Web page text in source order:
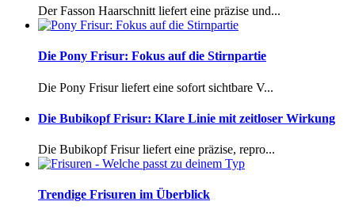
Der Fasson Haarschnitt liefert eine präzise und...
Die Pony Frisur: Fokus auf die Stirnpartie
Die Pony Frisur liefert eine sofort sichtbare V...
Die Bubikopf Frisur: Klare Linie mit zeitloser Wirkung
Die Bubikopf Frisur liefert eine präzise, repro...
Trendige Frisuren im Überblick